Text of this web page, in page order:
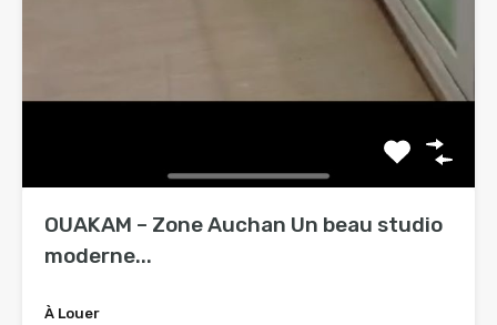
OUAKAM – Zone Auchan Un beau studio
moderne...
À Louer